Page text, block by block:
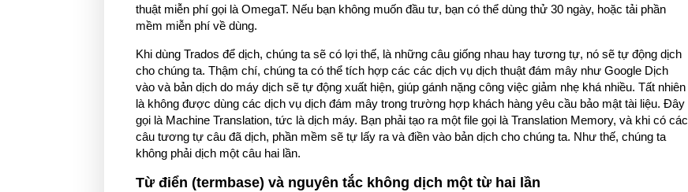
thuật miễn phí gọi là OmegaT. Nếu bạn không muốn đầu tư, bạn có thể dùng thử 30 ngày, hoặc tải phần
mềm miễn phí về dùng.
Khi dùng Trados để dịch, chúng ta sẽ có lợi thế, là những câu giống nhau hay tương tự, nó sẽ tự động dịch
cho chúng ta. Thậm chí, chúng ta có thể tích hợp các các dịch vụ dịch thuật đám mây như Google Dịch
vào và bản dịch do máy dịch sẽ tự động xuất hiện, giúp gánh nặng công việc giảm nhẹ khá nhiều. Tất nhiên
là không được dùng các dịch vụ dịch đám mây trong trường hợp khách hàng yêu cầu bảo mật tài liệu. Đây
gọi là Machine Translation, tức là dịch máy. Bạn phải tạo ra một file gọi là Translation Memory, và khi có các
câu tương tự câu đã dịch, phần mềm sẽ tự lấy ra và điền vào bản dịch cho chúng ta. Như thế, chúng ta
không phải dịch một câu hai lần.
Từ điển (termbase) và nguyên tắc không dịch một từ hai lần